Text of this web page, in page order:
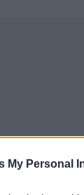
My Personal